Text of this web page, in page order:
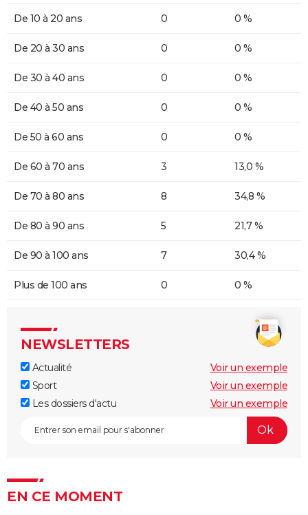
De 10 à 20 ans 0 0 %
De 20 à 30 ans 0 0 %
De 30 à 40 ans 0 0 %
De 40 à 50 ans 0 0 %
De 50 à 60 ans 0 0 %
De 60 à 70 ans 3 13,0 %
De 70 à 80 ans 8 34,8 %
De 80 à 90 ans 5 21,7 %
De 90 à 100 ans 7 30,4 %
Plus de 100 ans 0 0 %
NEWSLETTERS
Actualité
Voir un exemple
Sport
Voir un exemple
Les dossiers d'actu
Voir un exemple
EN CE MOMENT